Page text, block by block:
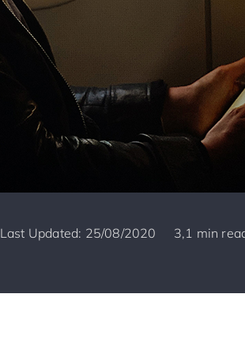
Last Updated: 25/08/2020 3,1 min